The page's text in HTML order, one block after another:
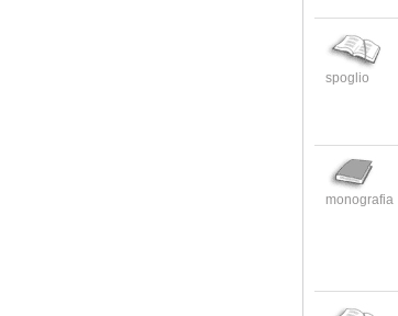
spoglio
monografia